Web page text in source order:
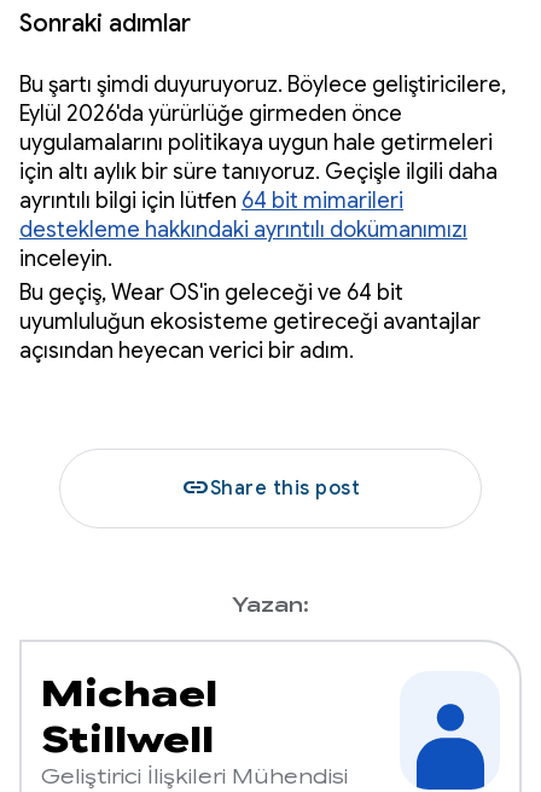
Sonraki adımlar
Bu şartı şimdi duyuruyoruz. Böylece geliştiricilere,
Eylül 2026'da yürürlüğe girmeden önce
uygulamalarını politikaya uygun hale getirmeleri
için altı aylık bir süre tanıyoruz. Geçişle ilgili daha
ayrıntılı bilgi için lütfen 64 bit mimarileri
destekleme hakkındaki ayrıntılı dokümanımızı
inceleyin.
Bu geçiş, Wear OS'in geleceği ve 64 bit
uyumluluğun ekosisteme getireceği avantajlar
açısından heyecan verici bir adım.
linkShare this post
Yazan:
Michael
Stillwell
Geliştirici İlişkileri Mühendisi